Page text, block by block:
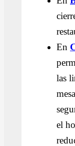
En
las
el